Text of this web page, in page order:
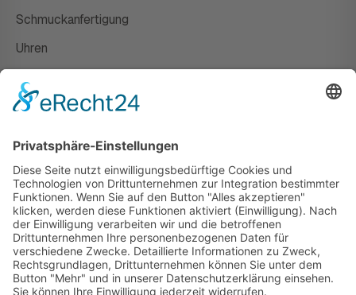
Schmuckanfertigung
Uhren
Susanne Steiger
Geschäfte
Newsletter
Kontakt